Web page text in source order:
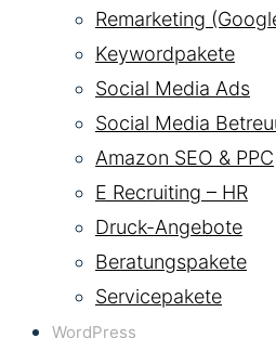
Remarketing
Keywordpakete
Social Media Ads
Social Media
Amazon SEO & PPC
E Recruiting – HR
Druck-Angebote
Beratungspakete
Servicepakete
WordPress